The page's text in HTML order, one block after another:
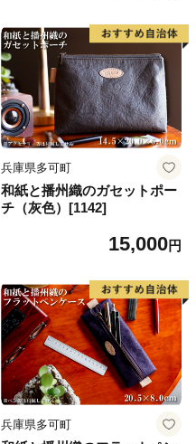
兵庫県多可町
和紙と播州織のガセットポー
チ（灰色）[1142]
15,000円
兵庫県多可町